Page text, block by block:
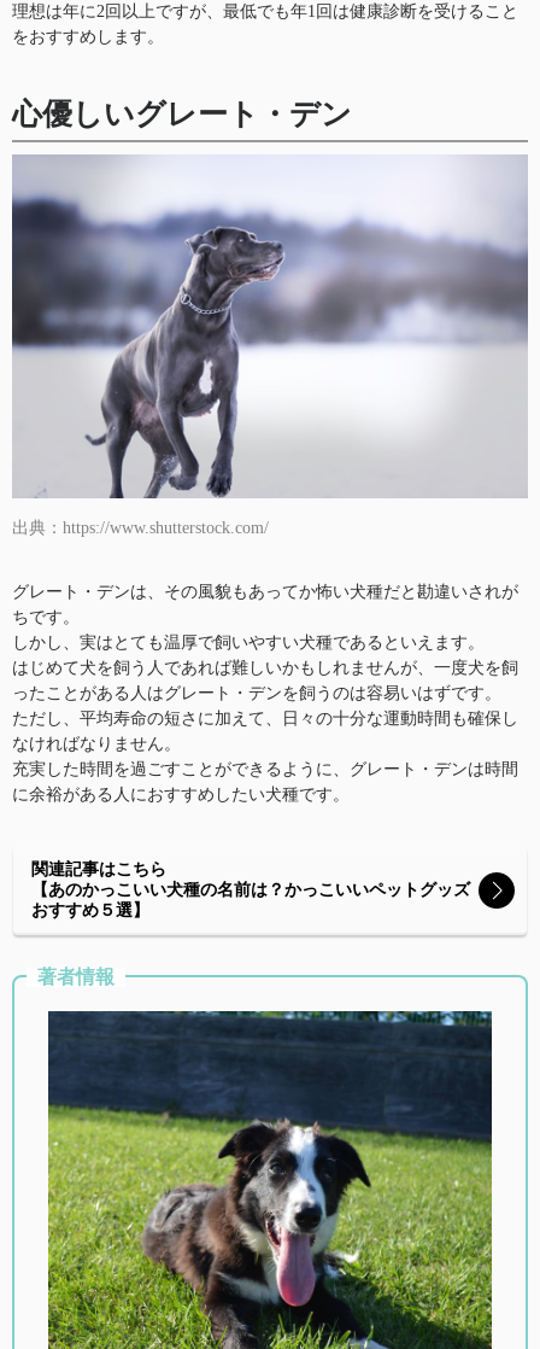
理想は年に2回以上ですが、最低でも年1回は健康診断を受けること
をおすすめします。
心優しいグレート・デン
出典：https://www.shutterstock.com/
グレート・デンは、その風貌もあってか怖い犬種だと勘違いされが
ちです。
しかし、実はとても温厚で飼いやすい犬種であるといえます。
はじめて犬を飼う人であれば難しいかもしれませんが、一度犬を飼
ったことがある人はグレート・デンを飼うのは容易いはずです。
ただし、平均寿命の短さに加えて、日々の十分な運動時間も確保し
なければなりません。
充実した時間を過ごすことができるように、グレート・デンは時間
に余裕がある人におすすめしたい犬種です。
関連記事はこちら
【あのかっこいい犬種の名前は？かっこいいペットグッズ
おすすめ５選】
著者情報